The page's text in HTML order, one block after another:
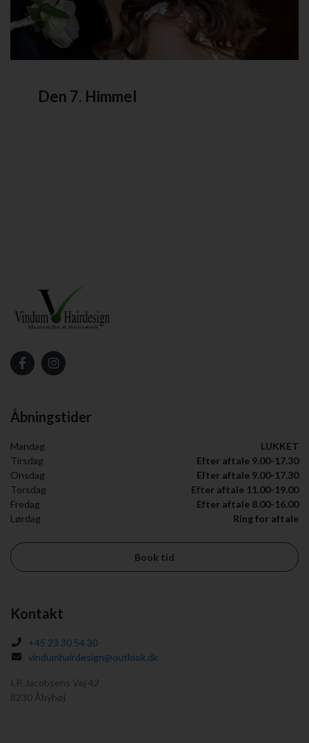
Den 7. Himmel
Åbningstider
Mandag
LUKKET
Tirsdag
Efter aftale 9.00-17.30
Onsdag
Efter aftale 9.00-17.30
Torsdag
Efter aftale 11.00-19.00
Fredag
Efter aftale 8.00-16.00
Lørdag
Ring for aftale
Book tid
Kontakt
+45 23 30 54 30
vindumhairdesign@outlook.dk
I.P. Jacobsens Vej 42
8230 Åbyhøj